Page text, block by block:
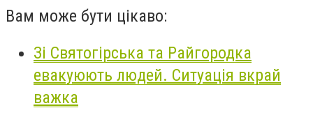
Вам може бути цікаво:
Зі Святогірська та Райгородка
евакуюють людей. Ситуація вкрай
важка